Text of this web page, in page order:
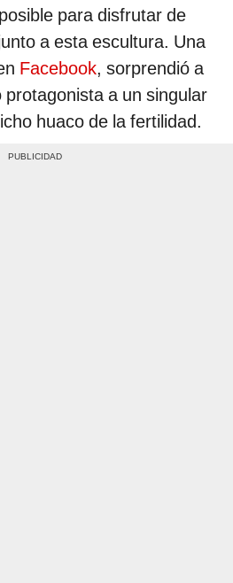
para disfrutar de
a esta escultura. Una
Facebook, sorprendió a
a un singular
huaco de la fertilidad.